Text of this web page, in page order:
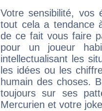
Votre sensibilité,
tout cela a tendance
de ce fait vous faire
pour un joueur
intellectualisant les
les idées ou les
humain des choses.
toujours sur ses
Mercurien et votre